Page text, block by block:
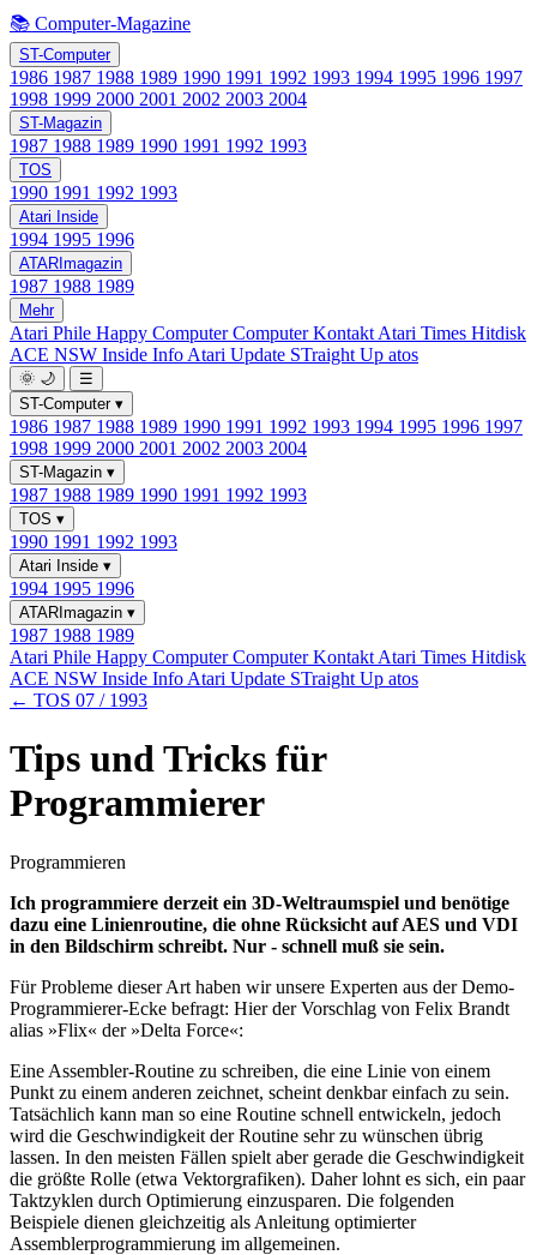
📚 Computer-Magazine
ST-Computer
1986 1987 1988 1989 1990 1991 1992 1993 1994 1995 1996 1997
1998 1999 2000 2001 2002 2003 2004
ST-Magazin
1987 1988 1989 1990 1991 1992 1993
TOS
1990 1991 1992 1993
Atari Inside
1994 1995 1996
ATARImagazin
1987 1988 1989
Mehr
Atari Phile Happy ComputerComputer Kontakt Atari Times Hitdisk
ACE NSW Inside Info Atari Update STraight Up atos
🌞 🌙
☰
ST-Computer ▾
1986 1987 1988 1989 1990 1991 1992 1993 1994 1995 1996 1997
1998 1999 2000 2001 2002 2003 2004
ST-Magazin ▾
1987 1988 1989 1990 1991 1992 1993
TOS ▾
1990 1991 1992 1993
Atari Inside ▾
1994 1995 1996
ATARImagazin ▾
1987 1988 1989
Atari Phile Happy ComputerComputer Kontakt Atari Times Hitdisk
ACE NSW Inside Info Atari Update STraight Up atos
← TOS 07 / 1993
Tips und Tricks für
Programmierer
Programmieren
Ich programmiere derzeit ein 3D-Weltraumspiel und benötige
dazu eine Linienroutine, die ohne Rücksicht auf AES und VDI
in den Bildschirm schreibt. Nur - schnell muß sie sein.
Für Probleme dieser Art haben wir unsere Experten aus der Demo-
Programmierer-Ecke befragt: Hier der Vorschlag von Felix Brandt
alias »Flix« der »Delta Force«:
Eine Assembler-Routine zu schreiben, die eine Linie von einem
Punkt zu einem anderen zeichnet, scheint denkbar einfach zu sein.
Tatsächlich kann man so eine Routine schnell entwickeln, jedoch
wird die Geschwindigkeit der Routine sehr zu wünschen übrig
lassen. In den meisten Fällen spielt aber gerade die Geschwindigkeit
die größte Rolle (etwa Vektorgrafiken). Daher lohnt es sich, ein paar
Taktzyklen durch Optimierung einzusparen. Die folgenden
Beispiele dienen gleichzeitig als Anleitung optimierter
Assemblerprogrammierung im allgemeinen.